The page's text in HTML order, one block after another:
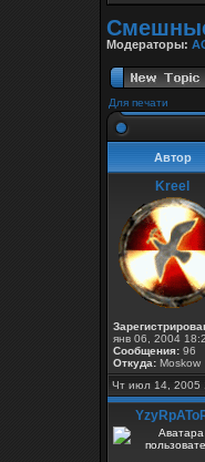
Модераторы:
Для печати
Автор
Kreel
янв 06, 2004
Сообщения: 96
Откуда: Moskow
Чт июл 14, 2005